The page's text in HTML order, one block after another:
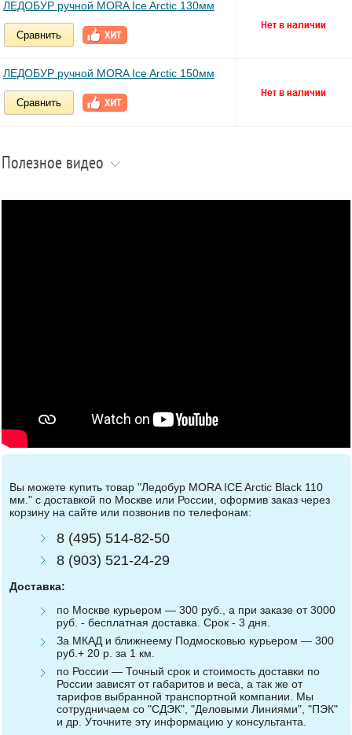
ЛЕДОБУР ручной MORA Ice Arctic 130мм
Сравнить
ЛЕДОБУР ручной MORA Ice Arctic 150мм
Сравнить
Полезное видео
Вы можете купить товар "Ледобур MORA ICE Arctic Black 110
мм." с доставкой по Москве или России, оформив заказ через
корзину на сайте или позвонив по телефонам:
8 (495) 514-82-50
8 (903) 521-24-29
Доставка:
по Москве курьером — 300 руб., а при заказе от 3000
руб. - бесплатная доставка. Срок - 3 дня.
За МКАД и ближнеему Подмосковью курьером — 300
руб.+ 20 р. за 1 км.
по России — Точный срок и стоимость доставки по
России зависят от габаритов и веса, а так же от
тарифов выбранной транспортной компании. Мы
сотрудничаем со "СДЭК", "Деловыми Линиями", "ПЭК"
и др. Уточните эту информацию у консультанта.